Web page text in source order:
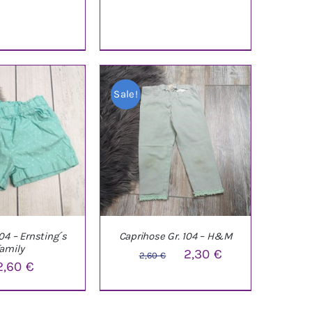
– Ernsting´s
€
Sale!
Caprihose Gr. 104 – H&M
2,60€
Ursprünglicher
2,30€